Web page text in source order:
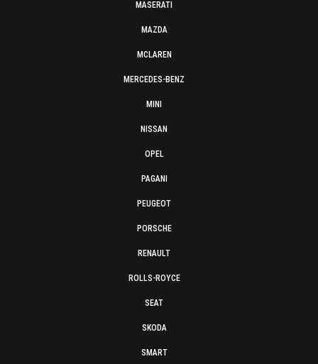
MASERATI
MAZDA
MCLAREN
MERCEDES-BENZ
MINI
NISSAN
OPEL
PAGANI
PEUGEOT
PORSCHE
RENAULT
ROLLS-ROYCE
SEAT
SKODA
SMART